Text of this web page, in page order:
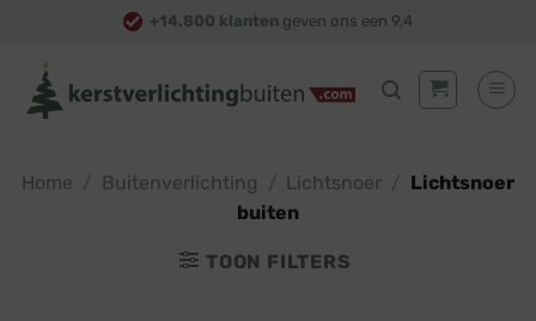
content
+14.800 klanten geven ons een 9,4
Home Buitenverlichting Lichtsnoer
Lichtsnoer
buiten
TOON FILTERS